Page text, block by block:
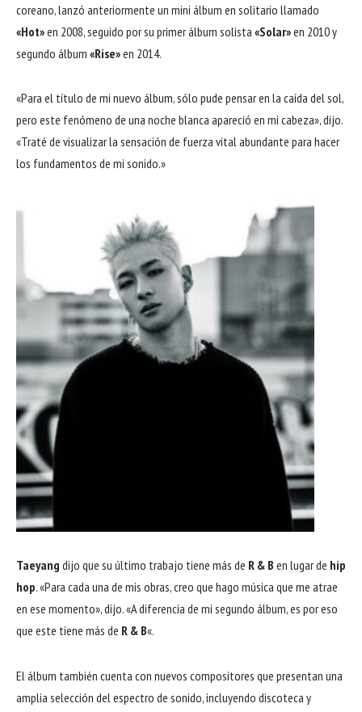
coreano, lanzó anteriormente un mini álbum en solitario llamado
«Hot»en 2008, seguido por su primer álbum solista «Solar»en 2010 y
segundo álbum «Rise»en 2014.
«Para el título de mi nuevo álbum, sólo pude pensar en la caída del sol,
pero este fenómeno de una noche blanca apareció en mi cabeza», dijo.
«Traté de visualizar la sensación de fuerza vital abundante para hacer
los fundamentos de mi sonido.»
Taeyang dijo que su último trabajo tiene más de R & B en lugar de hip
hop. «Para cada una de mis obras, creo que hago música que me atrae
en ese momento», dijo. «A diferencia de mi segundo álbum, es por eso
que este tiene más de R & B«.
El álbum también cuenta con nuevos compositores que presentan una
amplia selección del espectro de sonido, incluyendo discoteca y